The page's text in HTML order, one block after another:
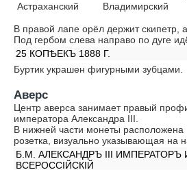
Астраханский
Владимирский
В правой лапе орёл держит скипетр,
Под гербом слева направо по дуге
25 КОПѢЕКЪ 1888 Г.
Буртик украшен фигурными зубцами.
Аверс
Центр аверса занимает правый
императора Александра III.
В нижней части монеты расположена
розетка, визуально указывающая на
Б.М. АЛЕКСАНДРЪ III
ВСЕРОССIЙСКIЙ